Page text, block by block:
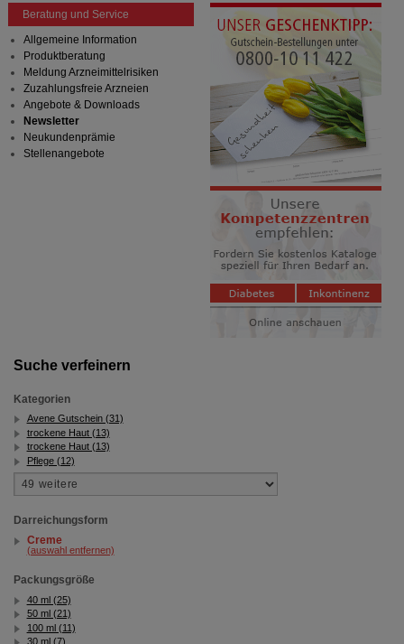
Suche verfeinern
Kategorien
Avene Gutschein (31)
trockene Haut (13)
trockene Haut (13)
Pflege (12)
Darreichungsform
Creme
(auswahl entfernen)
Packungsgröße
40 ml (25)
50 ml (21)
100 ml (11)
30 ml (7)
Beratung und Service
Allgemeine Information
Produktberatung
Meldung Arzneimittelrisiken
Zuzahlungsfreie Arzneien
Angebote & Downloads
Newsletter
Neukundenprämie
Stellenangebote